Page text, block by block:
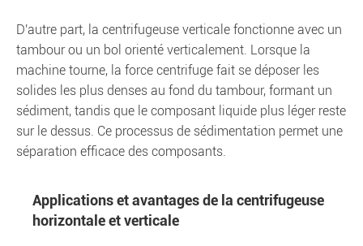
D'autre part, la centrifugeuse verticale fonctionne avec un
tambour ou un bol orienté verticalement. Lorsque la
machine tourne, la force centrifuge fait se déposer les
solides les plus denses au fond du tambour, formant un
sédiment, tandis que le composant liquide plus léger reste
sur le dessus. Ce processus de sédimentation permet une
séparation efficace des composants.
Applications et avantages de la centrifugeuse
horizontale et verticale